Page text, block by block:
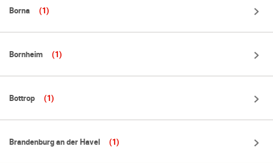
Borna (1)
Bornheim (1)
Bottrop (1)
Brandenburg an der Havel (1)